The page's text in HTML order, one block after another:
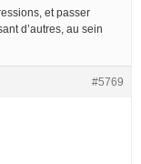
et passer
d’autres, au sein
#5769